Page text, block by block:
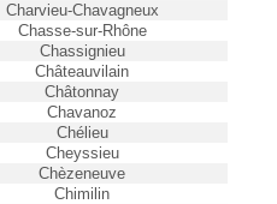
Charvieu-Chavagneux
Chasse-sur-Rhône
Chassignieu
Châteauvilain
Châtonnay
Chavanoz
Chélieu
Cheyssieu
Chèzeneuve
Chimilin